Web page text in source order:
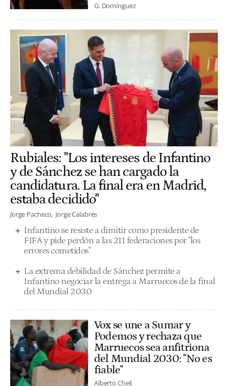
G. Domínguez
Rubiales: "Los intereses de Infantino
y de Sánchez se han cargado la
candidatura. La final era en Madrid,
estaba decidido"
Jorge Pacheco Jorge Calabrés
Infantino se resiste a dimitir como presidente de
FIFA y pide perdón a las 211 federaciones por "los
errores cometidos"
La extrema debilidad de Sánchez permite a
Infantino negociar la entrega a Marruecos de la final
del Mundial 2030
Vox se une a Sumar y
Podemos y rechaza que
Marruecos sea anfitriona
del Mundial 2030: "No es
fiable"
Alberto Cheli